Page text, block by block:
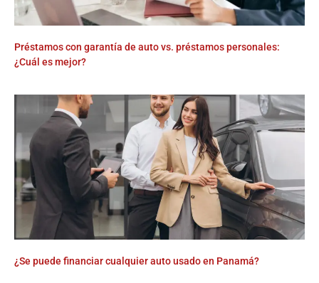
Préstamos con garantía de auto vs. préstamos personales:
¿Cuál es mejor?
¿Se puede financiar cualquier auto usado en Panamá?